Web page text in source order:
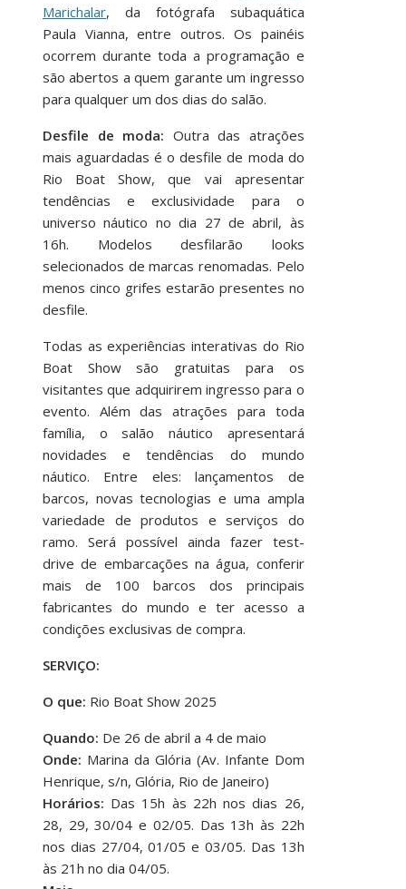
Marichalar, da fotógrafa subaquática
Paula Vianna, entre outros. Os painéis
ocorrem durante toda a programação e
são abertos a quem garante um ingresso
para qualquer um dos dias do salão.
Desfile de moda: Outra das atrações
mais aguardadas é o desfile de moda do
Rio Boat Show, que vai apresentar
tendências e exclusividade para o
universo náutico no dia 27 de abril, às
16h. Modelos desfilarão looks
selecionados de marcas renomadas. Pelo
menos cinco grifes estarão presentes no
desfile.
Todas as experiências interativas do Rio
Boat Show são gratuitas para os
visitantes que adquirirem ingresso para o
evento. Além das atrações para toda
família, o salão náutico apresentará
novidades e tendências do mundo
náutico. Entre eles: lançamentos de
barcos, novas tecnologias e uma ampla
variedade de produtos e serviços do
ramo. Será possível ainda fazer test-
drive de embarcações na água, conferir
mais de 100 barcos dos principais
fabricantes do mundo e ter acesso a
condições exclusivas de compra.
SERVIÇO:
O que: Rio Boat Show 2025
Quando: De 26 de abril a 4 de maio
Onde: Marina da Glória (Av. Infante Dom
Henrique, s/n, Glória, Rio de Janeiro)
Horários: Das 15h às 22h nos dias 26,
28, 29, 30/04 e 02/05. Das 13h às 22h
nos dias 27/04, 01/05 e 03/05. Das 13h
às 21h no dia 04/05.